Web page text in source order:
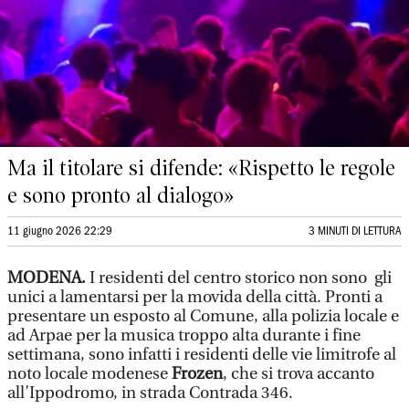
Ma il titolare si difende: «Rispetto le regole
e sono pronto al dialogo»
11 giugno 2026 22:29 3 MINUTI DI LETTURA
MODENA.I residenti del centro storico non sono gli
unici a lamentarsi per la movida della città. Pronti a
presentare un esposto al Comune, alla polizia locale e
ad Arpae per la musica troppo alta durante i fine
settimana, sono infatti i residenti delle vie limitrofe al
noto locale modeneseFrozen, che si trova accanto
all’Ippodromo, in strada Contrada 346.